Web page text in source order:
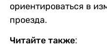
ориентироваться в
проезда.
Читайте также: